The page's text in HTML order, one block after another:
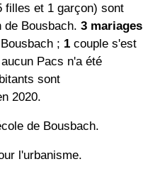
filles et 1 garçon) sont
de Bousbach.3 mariages
; 1 couple s'est
Pacs n'a été
sont
2020.
de Bousbach.
l'urbanisme.